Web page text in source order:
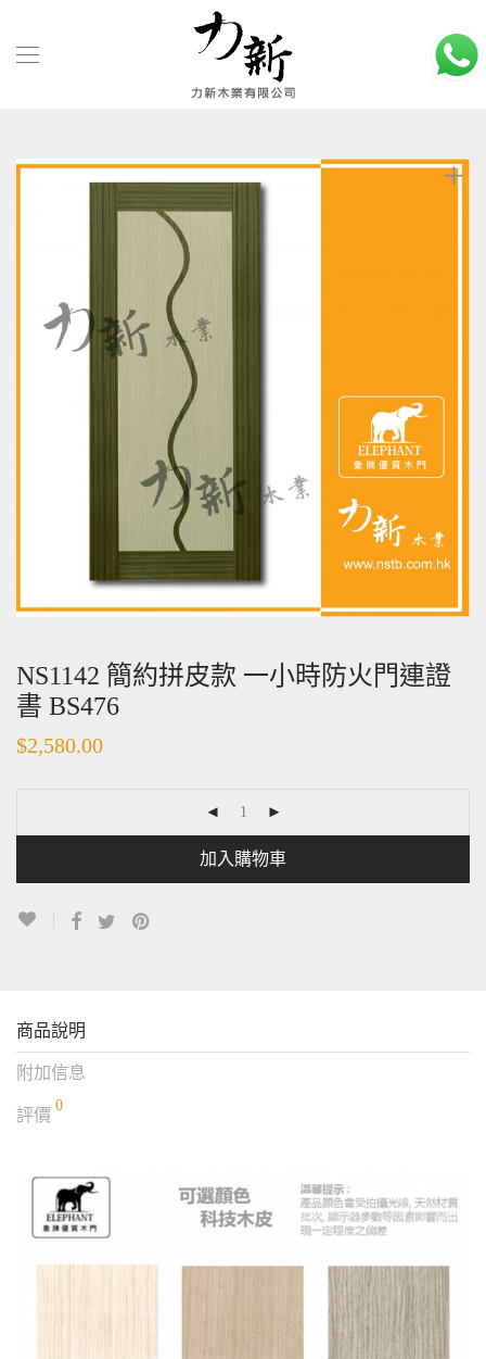
NS1142 簡約拼皮款 一小時防火門連證
書 BS476
$2,580.00
加入購物車
商品說明
附加信息
評價
0